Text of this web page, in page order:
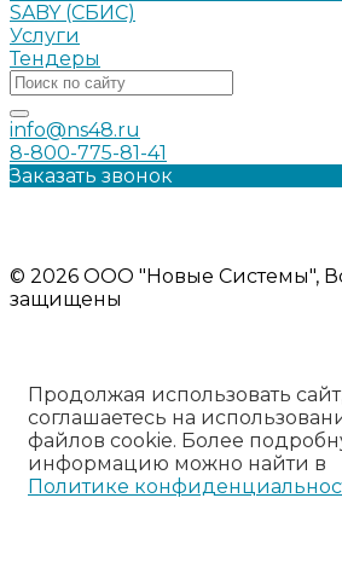
SABY (СБИС)
Услуги
Тендеры
info@ns48.ru
8-800-775-81-41
Заказать звонок
© 2026 ООО "Новые Системы",
защищены
Продолжая использовать
соглашаетесь на
файлов cookie. Более
информацию можно найти в
Политике